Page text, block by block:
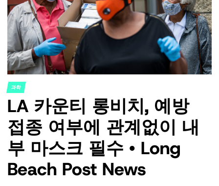
POSTED
IN
과학
LA 카운티 롱비치, 예방
접종 여부에 관계없이 내
부 마스크 필수 • Long
Beach Post News